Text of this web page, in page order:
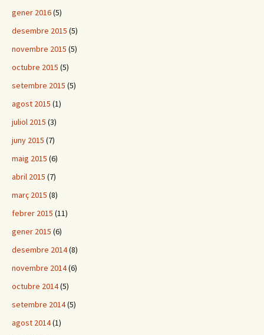
gener 2016(5)
desembre 2015 (5)
novembre 2015 (5)
octubre 2015 (5)
setembre 2015 (5)
agost 2015 (1)
juliol 2015 (3)
juny 2015 (7)
maig 2015 (6)
abril 2015 (7)
març 2015 (8)
febrer 2015 (11)
gener 2015 (6)
desembre 2014(8)
novembre 2014(6)
octubre 2014(5)
setembre 2014(5)
agost 2014(1)